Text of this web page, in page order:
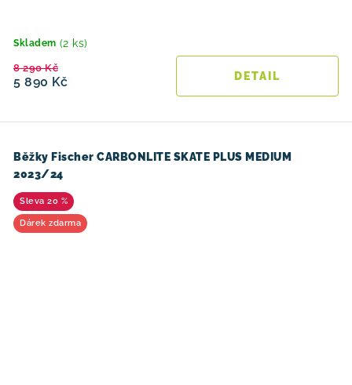
Skladem (2 ks)
5 890 Kč
8 290 Kč
Běžky Fischer CARBONLITE SKATE PLUS MEDIUM
2023/24
20 %
Dárek zdarma